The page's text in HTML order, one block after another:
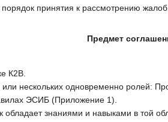
принятия к рассмотрению
Предмет
К2В.
нескольких одновременно ролей:
ЭСИБ (Приложение 1).
знаниями и навыками в той